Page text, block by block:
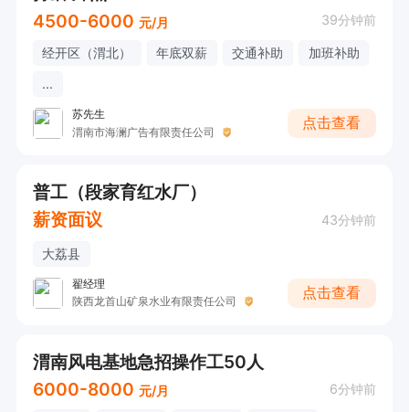
4500-6000 元/月 39分钟前
经开区（渭北） 年底双薪 交通补助
加班补助
...
苏先生
渭南市海澜广告有限责任公司
点击查看
普工（段家育红水厂）
薪资面议
43分钟前
大荔县
翟经理
陕西龙首山矿泉水业有限责任公司
点击查看
渭南风电基地急招操作工50人
6000-8000 元/月 6分钟前